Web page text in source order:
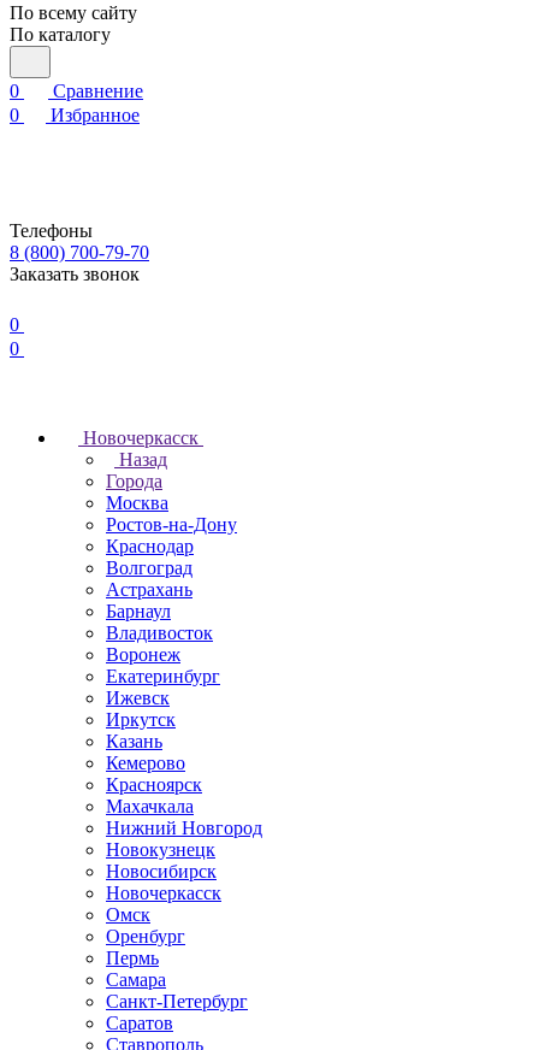
По всему сайту
По каталогу
0
Сравнение
0
Избранное
Телефоны
8 (800) 700-79-70
Заказать звонок
0
0
Новочеркаcск
Назад
Города
Москва
Ростов-на-Дону
Краснодар
Волгоград
Астрахань
Барнаул
Владивосток
Воронеж
Екатеринбург
Ижевск
Иркутск
Казань
Кемерово
Красноярск
Махачкала
Нижний Новгород
Новокузнецк
Новосибирск
Новочеркаcск
Омск
Оренбург
Пермь
Самара
Санкт-Петербург
Саратов
Ставрополь